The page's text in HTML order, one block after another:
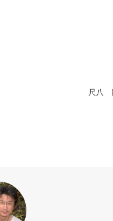
尺八